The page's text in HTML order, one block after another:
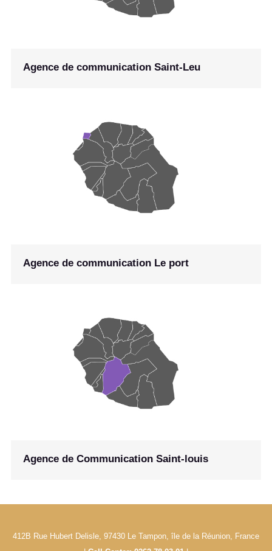
Agence de communication Saint-Leu
Agence de communication Le port
Agence de Communication Saint-louis
412B Rue Hubert Delisle, 97430 Le Tampon, île de la Réunion, France